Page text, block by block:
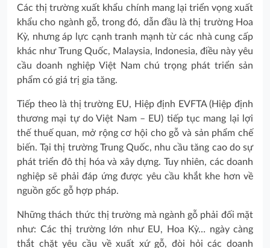
Các thị trường xuất khẩu chính mang lại triển vọng xuất
khẩu cho ngành gỗ, trong đó, dẫn đầu là thị trường Hoa
Kỳ, nhưng áp lực cạnh tranh mạnh từ các nhà cung cấp
khác như Trung Quốc, Malaysia, Indonesia, điều này yêu
cầu doanh nghiệp Việt Nam chú trọng phát triển sản
phẩm có giá trị gia tăng.
Tiếp theo là thị trường EU, Hiệp định EVFTA (Hiệp định
thương mại tự do Việt Nam – EU) tiếp tục mang lại lợi
thế thuế quan, mở rộng cơ hội cho gỗ và sản phẩm chế
biến. Tại thị trường Trung Quốc, nhu cầu tăng cao do sự
phát triển đô thị hóa và xây dựng. Tuy nhiên, các doanh
nghiệp sẽ phải đáp ứng được yêu cầu khắt khe hơn về
nguồn gốc gỗ hợp pháp.
Những thách thức thị trường mà ngành gỗ phải đối mặt
như: Các thị trường lớn như EU, Hoa Kỳ… ngày càng
thắt chặt yêu cầu về xuất xứ gỗ, đòi hỏi các doanh